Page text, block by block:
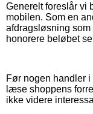
Generelt foreslår vi
mobilen. Som en
afdragsløsning
honorere beløbet
Før nogen handler
læse shoppens
ikke videre